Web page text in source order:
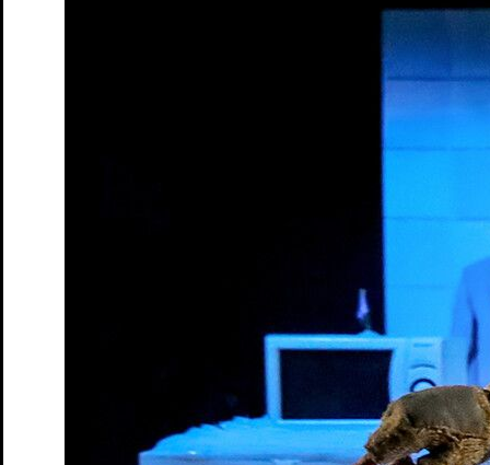
Autorinnenlesung von und mit Eva
Theater-Speed-Dating
Theater-Speed-Dating
Gastspiel
An Chéad Chaillteanas Éisteachta Tobann in 2026 Hörsturz
von Yasmina Reza. Deutsch von Eugen Helmlé